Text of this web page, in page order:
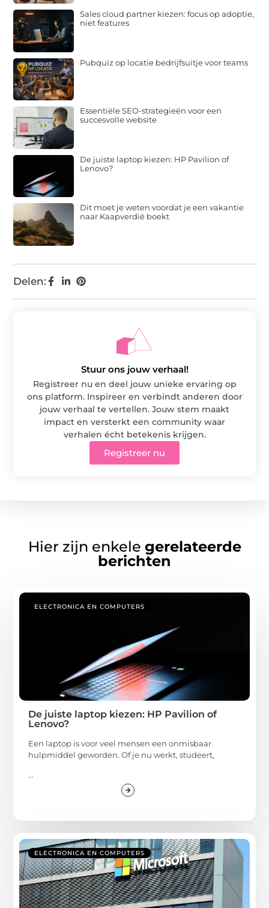
Delen:
Sales cloud partner kiezen: focus op adoptie,
niet features
Pubquiz op locatie bedrijfsuitje voor teams
Essentiële SEO-strategieën voor een
succesvolle website
De juiste laptop kiezen: HP Pavilion of
Lenovo?
Dit moet je weten voordat je een vakantie
naar Kaapverdië boekt
Stuur ons jouw verhaal!
Registreer nu en deel jouw unieke ervaring op
ons platform. Inspireer en verbindt anderen door
jouw verhaal te vertellen. Jouw stem maakt
impact en versterkt een community waar
verhalen écht betekenis krijgen.
Registreer nu
Hier zijn enkele gerelateerde
berichten
ELECTRONICA EN COMPUTERS
De juiste laptop kiezen: HP Pavilion of
Lenovo?
Een laptop is voor veel mensen een onmisbaar
hulpmiddel geworden. Of je nu werkt, studeert,
...
ELECTRONICA EN COMPUTERS